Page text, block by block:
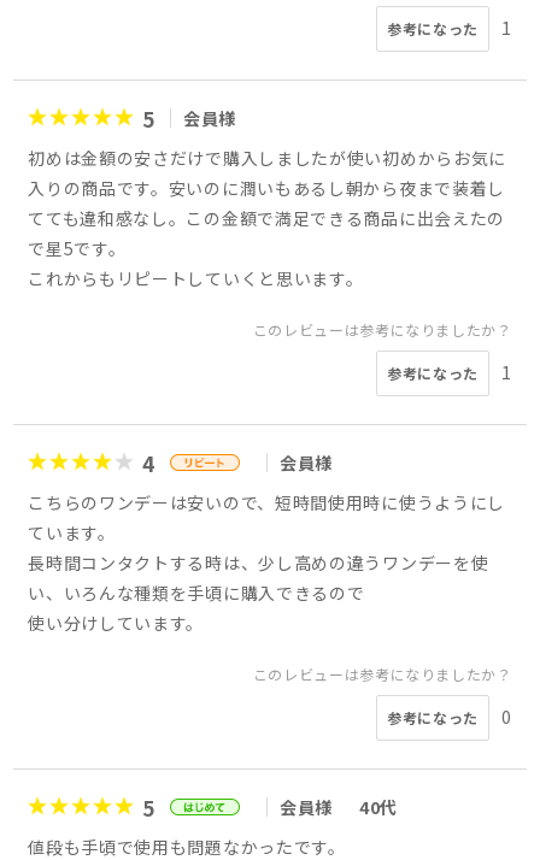
参考になった 1
5
会員様
初めは金額の安さだけで購入しましたが使い初めからお気に
入りの商品です。安いのに潤いもあるし朝から夜まで装着し
てても違和感なし。この金額で満足できる商品に出会えたの
で星5です。
これからもリピートしていくと思います。
このレビューは参考になりましたか？
参考になった 1
4
会員様
こちらのワンデーは安いので、短時間使用時に使うようにし
ています。
長時間コンタクトする時は、少し高めの違うワンデーを使
い、いろんな種類を手頃に購入できるので
使い分けしています。
このレビューは参考になりましたか？
参考になった 0
5 会員様
40代
値段も手頃で使用も問題なかったです。